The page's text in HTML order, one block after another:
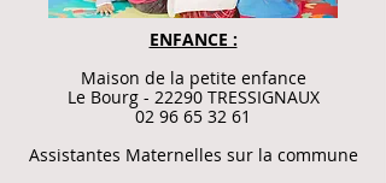
ENFANCE :
Maison de la petite enfance
Le Bourg - 22290 TRESSIGNAUX
02 96 65 32 61
Assistantes Maternelles sur la commune